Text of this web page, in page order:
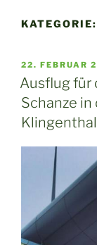
KATEGORIE:
AM
22. FEBRUAR
Ausflug für
Schanze
Klingenthal